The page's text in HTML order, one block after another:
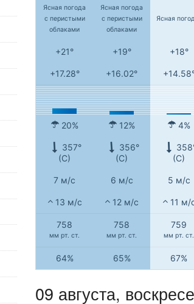
Ясная погода
с перистыми
облаками
Ясная погода
с перистыми
облаками
Ясная
+21° +19° +18°
+17.28° +16.02°
20% 12% 4%
357°
(С)
356°
(С)
(С)
7 м/с 6 м/с 5 м/с
13 м/с 12 м/с 11 м/
758
мм рт. ст.
758
мм рт. ст.
759
мм рт. ст.
64% 65% 67%
09 августа,